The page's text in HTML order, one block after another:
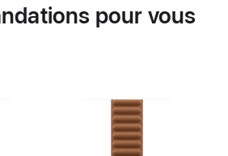
pour vous